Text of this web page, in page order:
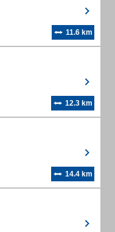
11.6 km
12.3 km
14.4 km